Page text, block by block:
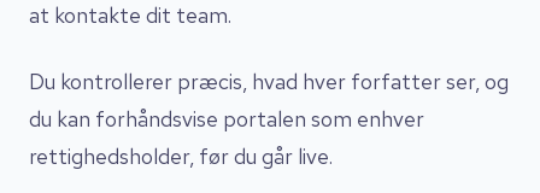
at kontakte dit team.
Du kontrollerer præcis, hvad hver forfatter ser, og
du kan forhåndsvise portalen som enhver
rettighedsholder, før du går live.